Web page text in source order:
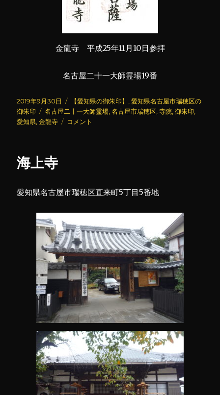
金龍寺 平成25年11月10日参拝
名古屋二十一大師霊場19番
投
稿
日:
2019年9月30日
カ
テ
ゴ
【愛知県の御朱印】 ,愛知県名古屋市瑞穂区の
御朱印
タ
グ
名古屋二十一大師霊場 ,名古屋市瑞穂区 ,寺院 ,御朱印
愛知県 ,金龍寺
金
コメント
海上寺
愛知県名古屋市瑞穂区直来町5丁目5番地